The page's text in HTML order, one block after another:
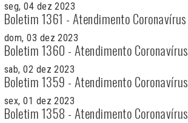
seg, 04 dez 2023
Boletim 1361 - Atendimento Coronavírus
dom, 03 dez 2023
Boletim 1360 - Atendimento Coronavírus
sab, 02 dez 2023
Boletim 1359 - Atendimento Coronavírus
sex, 01 dez 2023
Boletim 1358 - Atendimento Coronavírus